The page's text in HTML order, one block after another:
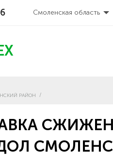
Смоленская область
РАЙОН